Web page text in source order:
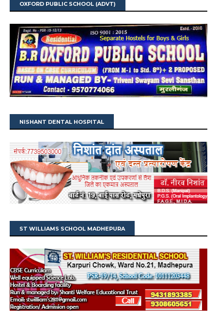
OXFORD PUBLIC SCHOOL (ADVT)
NISHANT DENTAL HOSPITAL
ST WILLIAMS SCHOOL MADHEPURA